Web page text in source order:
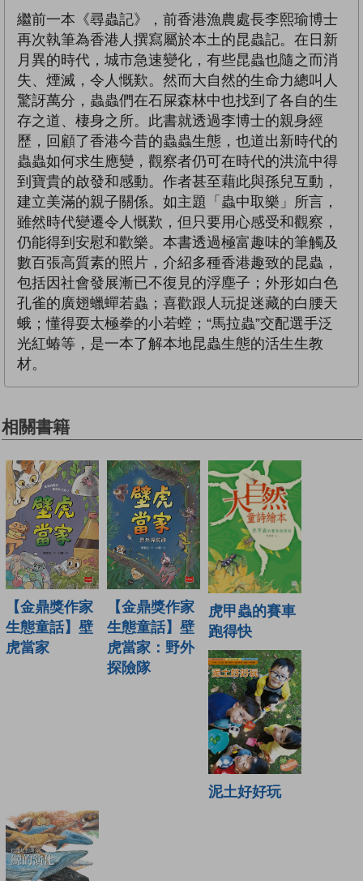
繼前一本《尋蟲記》，前香港漁農處長李熙瑜博士
再次執筆為香港人撰寫屬於本土的昆蟲記。在日新
月異的時代，城市急速變化，有些昆蟲也隨之而消
失、煙滅，令人慨歎。然而大自然的生命力總叫人
驚訝萬分，蟲蟲們在石屎森林中也找到了各自的生
存之道、棲身之所。此書就透過李博士的親身經
歷，回顧了香港今昔的蟲蟲生態，也道出新時代的
蟲蟲如何求生應變，觀察者仍可在時代的洪流中得
到寶貴的啟發和感動。作者甚至藉此與孫兒互動，
建立美滿的親子關係。如主題「蟲中取樂」所言，
雖然時代變遷令人慨歎，但只要用心感受和觀察，
仍能得到安慰和歡樂。本書透過極富趣味的筆觸及
數百張高質素的照片，介紹多種香港趣致的昆蟲，
包括因社會發展漸已不復見的浮塵子；外形如白色
孔雀的廣翅蠟蟬若蟲；喜歡跟人玩捉迷藏的白腰天
蛾；懂得耍太極拳的小若螳；“馬拉蟲”交配選手泛
光紅蝽等，是一本了解本地昆蟲生態的活生生教
材。
相關書籍
【金鼎獎作家
生態童話】壁
虎當家
【金鼎獎作家
生態童話】壁
虎當家：野外
探險隊
虎甲蟲的賽車
跑得快
泥土好好玩